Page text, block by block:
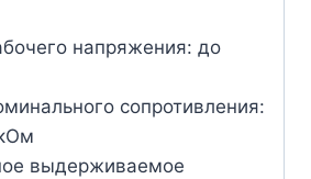
напряжения: до
сопротивления:
выдерживаемое